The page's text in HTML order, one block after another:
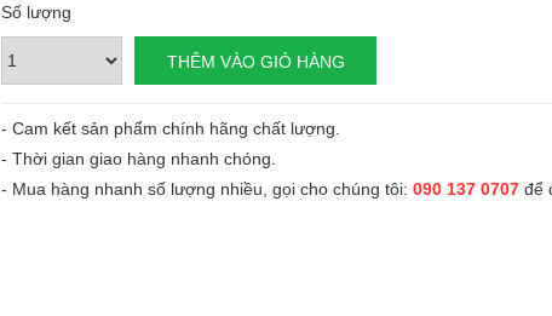
Số lượng
- Cam kết sản phẩm chính hãng chất lượng.
- Thời gian giao hàng nhanh chóng.
- Mua hàng nhanh số lượng nhiều, gọi cho chúng tôi: 090 137 0707 để